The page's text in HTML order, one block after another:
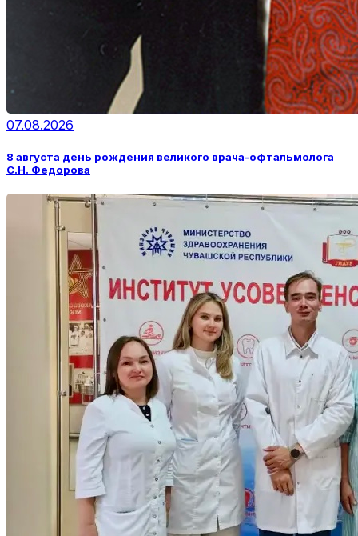
07.08.2026
8 августа день рождения великого врача-офтальмолога
С.Н. Федорова